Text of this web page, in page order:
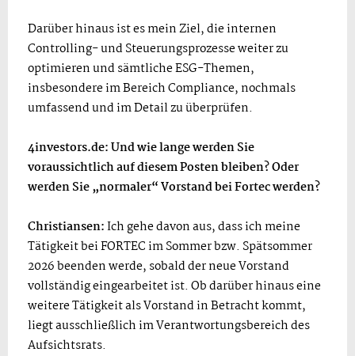
Darüber hinaus ist es mein Ziel, die internen
Controlling- und Steuerungsprozesse weiter zu
optimieren und sämtliche ESG-Themen,
insbesondere im Bereich Compliance, nochmals
umfassend und im Detail zu überprüfen.
4investors.de: Und wie lange werden Sie
voraussichtlich auf diesem Posten bleiben? Oder
werden Sie „normaler“ Vorstand bei Fortec werden?
Christiansen:Ich gehe davon aus, dass ich meine
Tätigkeit bei FORTEC im Sommer bzw. Spätsommer
2026 beenden werde, sobald der neue Vorstand
vollständig eingearbeitet ist. Ob darüber hinaus eine
weitere Tätigkeit als Vorstand in Betracht kommt,
liegt ausschließlich im Verantwortungsbereich des
Aufsichtsrats.